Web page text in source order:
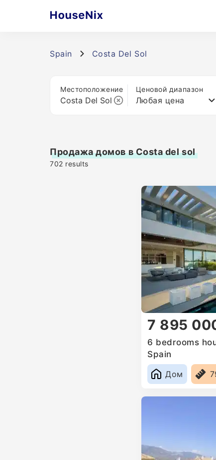
Spain Costa Del Sol
Местоположение Ценовой диапазон
Любая цена
Продажа домов в Costa del sol
702 results
7 895
6 bedrooms
Spain
Дом